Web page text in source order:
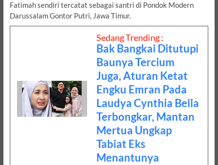
Fatimah sendiri tercatat sebagai santri di Pondok Modern
Darussalam Gontor Putri, Jawa Timur.
Sedang Trending :
Bak Bangkai Ditutupi
Baunya Tercium
Juga, Aturan Ketat
Engku Emran Pada
Laudya Cynthia Bella
Terbongkar, Mantan
Mertua Ungkap
Tabiat Eks
Menantunya